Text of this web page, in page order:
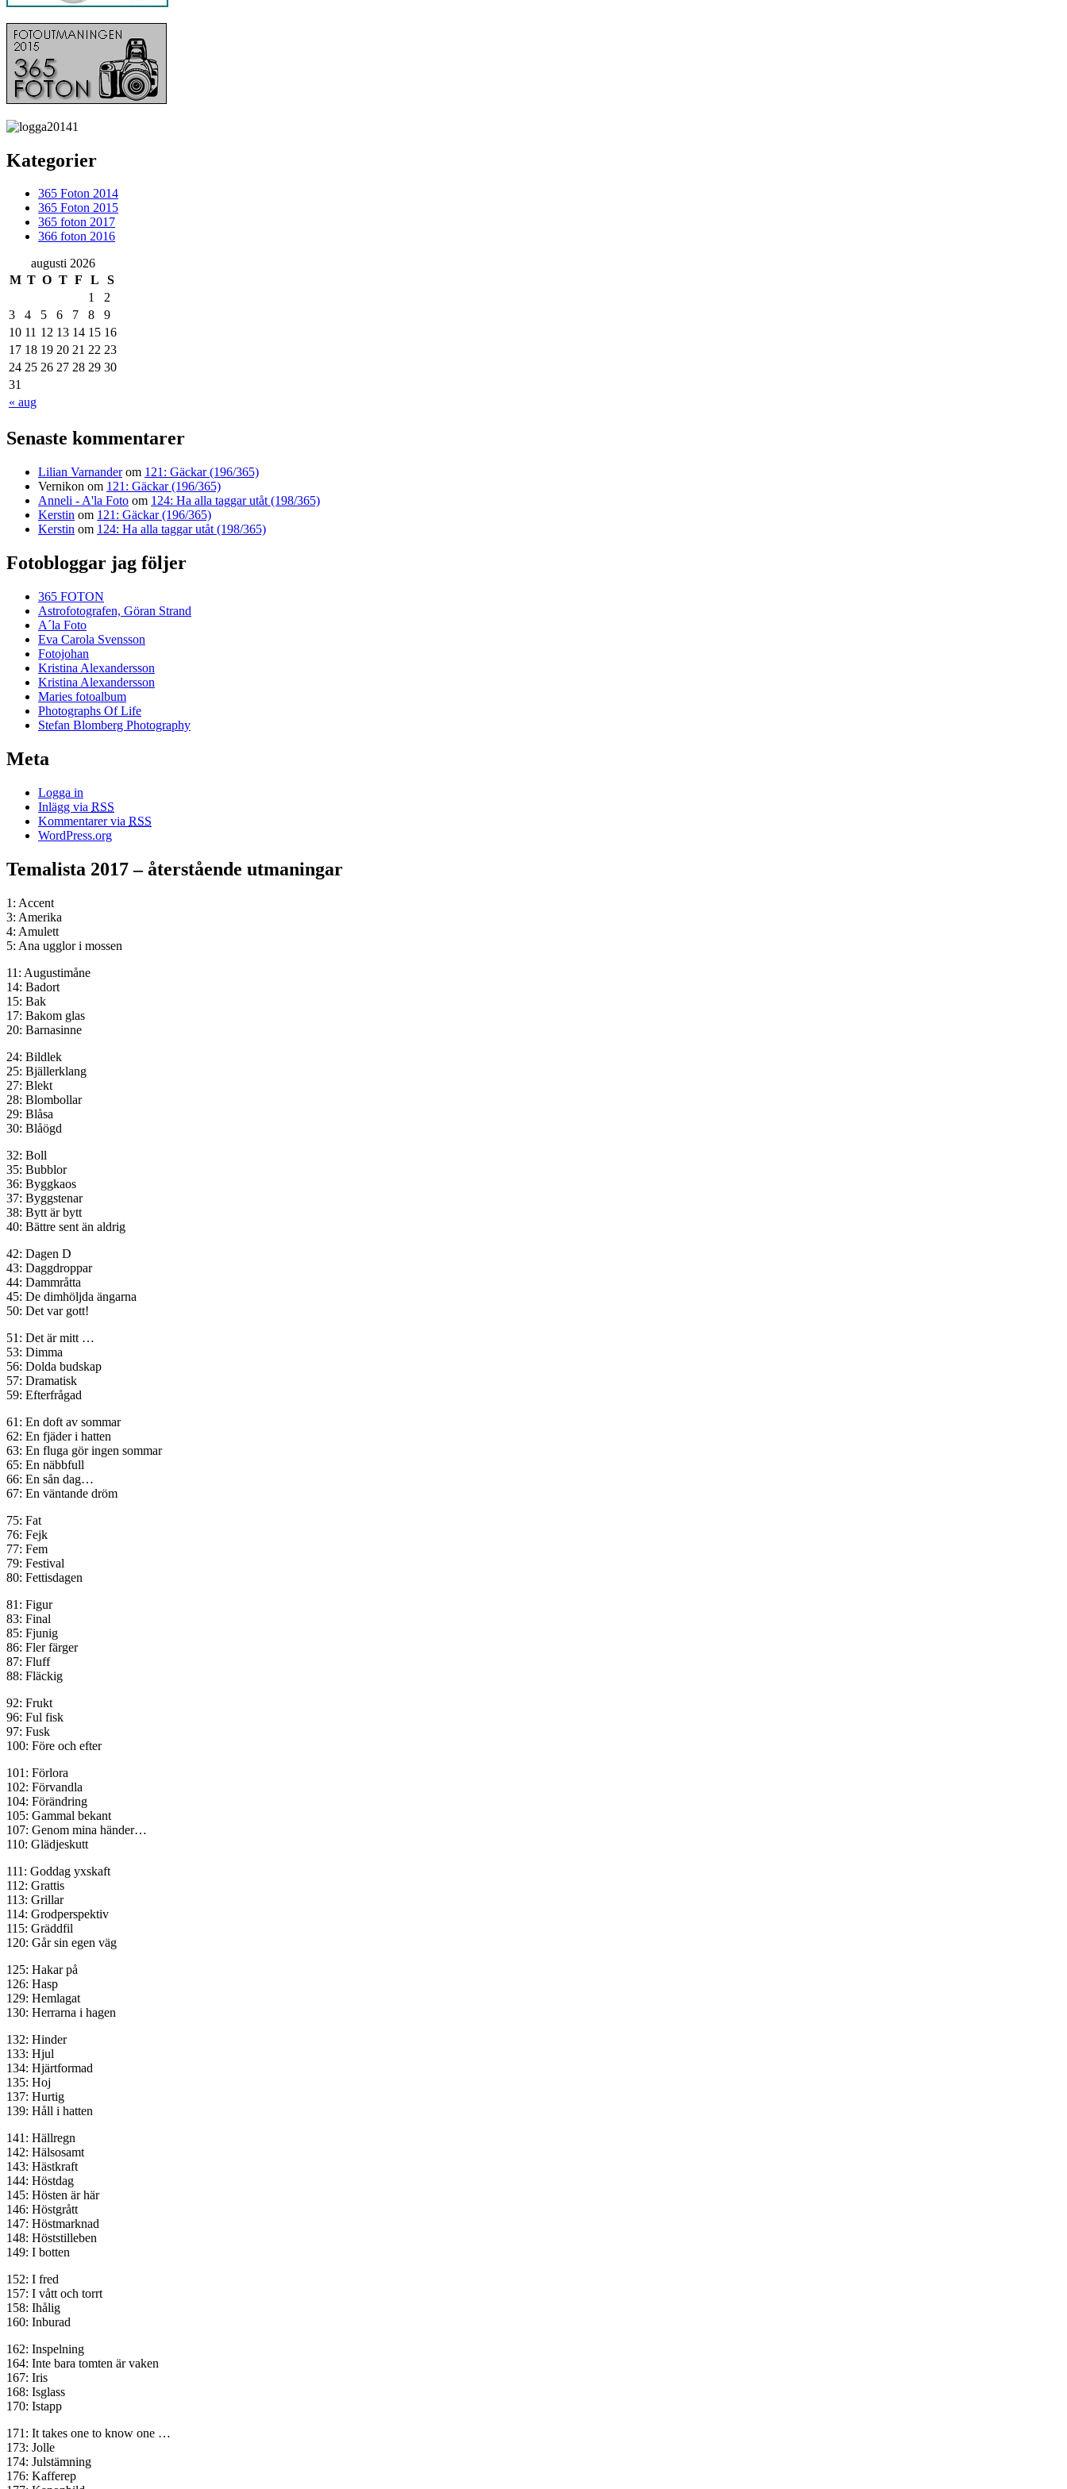
Kategorier
365 Foton 2014
365 Foton 2015
365 foton 2017
366 foton 2016
augusti 2026
M T O T F L S
« aug
1
2
3
4 5 6 7 8
9
10 11 12 13 14 15 16
17 18 19 20 21 22 23
24 25 26 27 28 29 30
31
Senaste kommentarer
Lilian Varnanderom 121: Gäckar (196/365)
Vernikon om 121: Gäckar (196/365)
Anneli - A'la Foto om 124: Ha alla taggar utåt (198/365)
Kerstin om 121: Gäckar (196/365)
Kerstin om 124: Ha alla taggar utåt (198/365)
Fotobloggar jag följer
365 FOTON
Astrofotografen, Göran Strand
A´la Foto
Eva Carola Svensson
Fotojohan
Kristina Alexandersson
Kristina Alexandersson
Maries fotoalbum
Photographs Of Life
Stefan Blomberg Photography
Meta
Logga in
Inlägg via RSS
Kommentarer via RSS
WordPress.org
Temalista 2017 – återstående utmaningar
1: Accent
3: Amerika
4: Amulett
5: Ana ugglor i mossen
11: Augustimåne
14: Badort
15: Bak
17: Bakom glas
20: Barnasinne
24: Bildlek
25: Bjällerklang
27: Blekt
28: Blombollar
29: Blåsa
30: Blåögd
32: Boll
35: Bubblor
36: Byggkaos
37: Byggstenar
38: Bytt är bytt
40: Bättre sent än aldrig
42: Dagen D
43: Daggdroppar
44: Dammråtta
45: De dimhöljda ängarna
50: Det var gott!
51: Det är mitt …
53: Dimma
56: Dolda budskap
57: Dramatisk
59: Efterfrågad
61: En doft av sommar
62: En fjäder i hatten
63: En fluga gör ingen sommar
65: En näbbfull
66: En sån dag…
67: En väntande dröm
75: Fat
76: Fejk
77: Fem
79: Festival
80: Fettisdagen
81: Figur
83: Final
85: Fjunig
86: Fler färger
87: Fluff
88: Fläckig
92: Frukt
96: Ful fisk
97: Fusk
100: Före och efter
101: Förlora
102: Förvandla
104: Förändring
105: Gammal bekant
107: Genom mina händer…
110: Glädjeskutt
111: Goddag yxskaft
112: Grattis
113: Grillar
114: Grodperspektiv
115: Gräddfil
120: Går sin egen väg
125: Hakar på
126: Hasp
129: Hemlagat
130: Herrarna i hagen
132: Hinder
133: Hjul
134: Hjärtformad
135: Hoj
137: Hurtig
139: Håll i hatten
141: Hällregn
142: Hälsosamt
143: Hästkraft
144: Höstdag
145: Hösten är här
146: Höstgrått
147: Höstmarknad
148: Höststilleben
149: I botten
152: I fred
157: I vått och torrt
158: Ihålig
160: Inburad
162: Inspelning
164: Inte bara tomten är vaken
167: Iris
168: Isglass
170: Istapp
171: It takes one to know one …
173: Jolle
174: Julstämning
176: Kafferep